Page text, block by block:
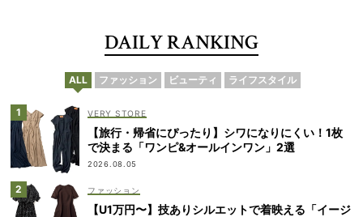
DAILY RANKING
ALL ファッション ビューティ ライフスタイル
VERY STORE
【旅行・帰省にぴったり】シワになりにくい！1枚
で決まる「ワンピ&オールインワン」2選
2026.08.05
ファッション
【U1万円〜】技ありシルエットで着映える「イージ